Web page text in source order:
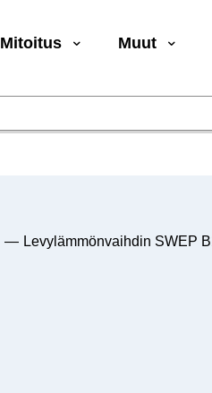
Mitoitus Muut
— Levylämmönvaihdin SWEP